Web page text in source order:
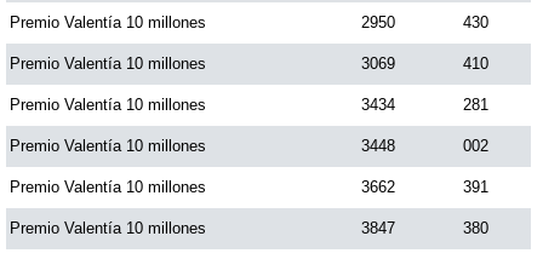
Premio Valentía 10 millones 2950 430
Premio Valentía 10 millones 3069 410
Premio Valentía 10 millones 3434 281
Premio Valentía 10 millones 3448 002
Premio Valentía 10 millones 3662 391
Premio Valentía 10 millones 3847 380